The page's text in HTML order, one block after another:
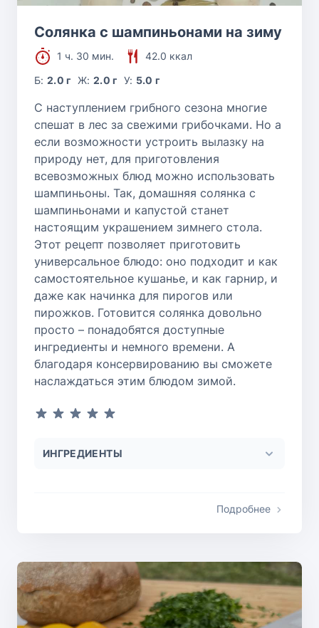
Солянка с шампиньонами на зиму
1 ч. 30 мин.
42.0 ккал
Б:2.0 г Ж: 2.0 г У: 5.0 г
С наступлением грибного сезона многие
спешат в лес за свежими грибочками. Но а
если возможности устроить вылазку на
природу нет, для приготовления
всевозможных блюд можно использовать
шампиньоны. Так, домашняя солянка с
шампиньонами и капустой станет
настоящим украшением зимнего стола.
Этот рецепт позволяет приготовить
универсальное блюдо: оно подходит и как
самостоятельное кушанье, и как гарнир, и
даже как начинка для пирогов или
пирожков. Готовится солянка довольно
просто – понадобятся доступные
ингредиенты и немного времени. А
благодаря консервированию вы сможете
наслаждаться этим блюдом зимой.
ИНГРЕДИЕНТЫ
Подробнее